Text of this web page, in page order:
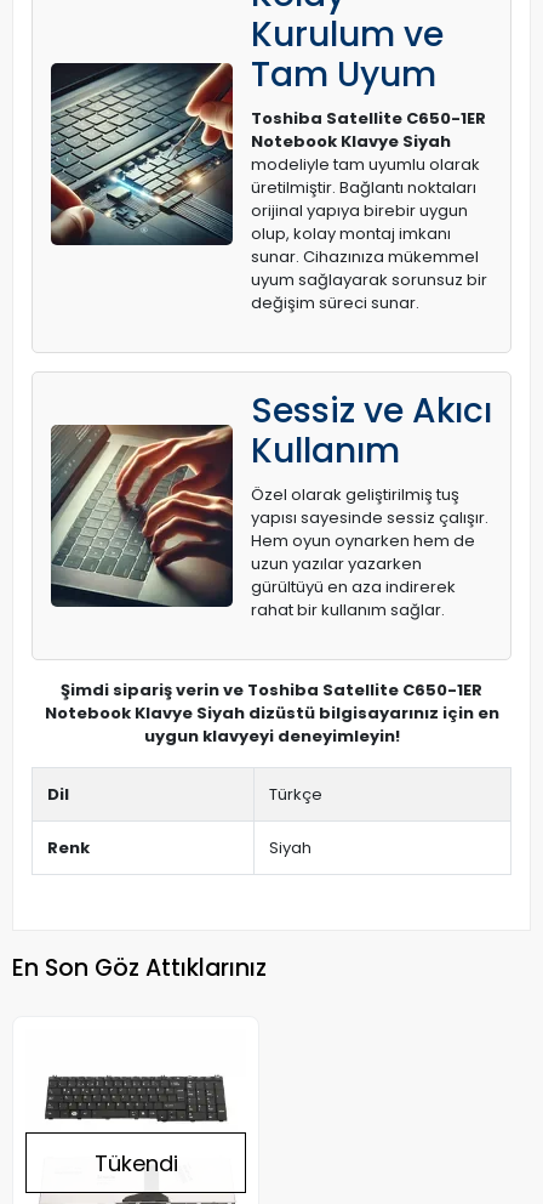
Kurulum ve
Tam Uyum
Toshiba Satellite C650-1ER
Notebook Klavye Siyah
modeliyle tam uyumlu olarak
üretilmiştir. Bağlantı noktaları
orijinal yapıya birebir uygun
olup, kolay montaj imkanı
sunar. Cihazınıza mükemmel
uyum sağlayarak sorunsuz bir
değişim süreci sunar.
Sessiz ve Akıcı
Kullanım
Özel olarak geliştirilmiş tuş
yapısı sayesinde sessiz çalışır.
Hem oyun oynarken hem de
uzun yazılar yazarken
gürültüyü en aza indirerek
rahat bir kullanım sağlar.
Şimdi sipariş verin ve Toshiba Satellite C650-1ER
Notebook Klavye Siyah dizüstü bilgisayarınız için en
uygun klavyeyi deneyimleyin!
Dil Türkçe
Renk Siyah
En Son Göz Attıklarınız
Tükendi